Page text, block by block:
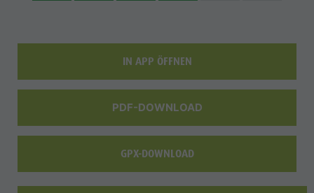
IN APP ÖFFNEN
PDF-DOWNLOAD
GPX-DOWNLOAD